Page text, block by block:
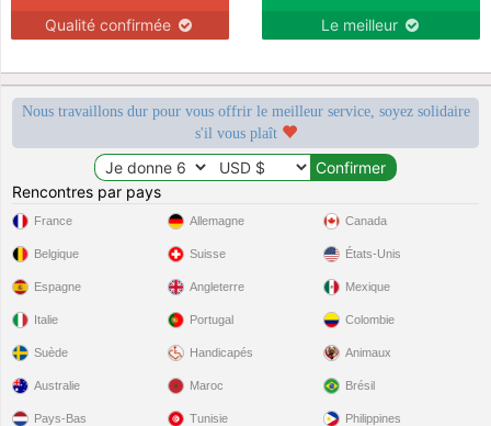
Qualité confirmée Le meilleur
Nous travaillons dur pour vous offrir le meilleur service, soyez solidaire
s'il vous plaît
Rencontres par pays
France
Belgique
Espagne
Italie
Suède
Allemagne
Suisse
Angleterre
Portugal
Handicapés
Canada
États-Unis
Mexique
Colombie
Animaux
Australie
Pays-Bas
Maroc
Tunisie
Brésil
Philippines